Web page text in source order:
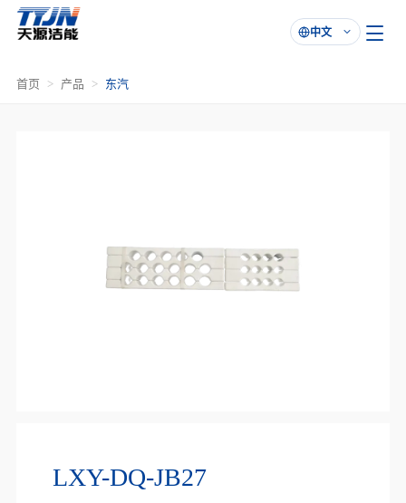

中文
首页 产品 东汽
LXY-DQ-JB27